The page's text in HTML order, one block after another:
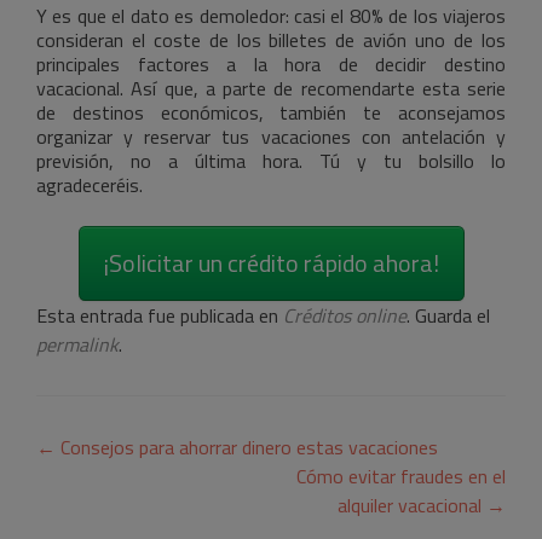
Y es que el dato es demoledor: casi el 80% de los viajeros
consideran el coste de los billetes de avión uno de los
principales factores a la hora de decidir destino
vacacional. Así que, a parte de recomendarte esta serie
de destinos económicos, también te aconsejamos
organizar y reservar tus vacaciones con antelación y
previsión, no a última hora. Tú y tu bolsillo lo
agradeceréis.
¡Solicitar un crédito rápido ahora!
Esta entrada fue publicada en Créditos online. Guarda el
permalink.
Navegación
← Consejos para ahorrar dinero estas vacaciones
Cómo evitar fraudes en el
alquiler vacacional →